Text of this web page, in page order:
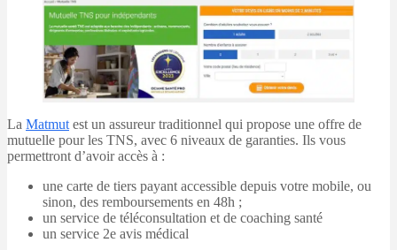
La Matmut est un assureur traditionnel qui propose une offre de
mutuelle pour les TNS, avec 6 niveaux de garanties. Ils vous
permettront d’avoir accès à :
une carte de tiers payant accessible depuis votre mobile, ou
sinon, des remboursements en 48h ;
un service de téléconsultation et de coaching santé
un service 2e avis médical